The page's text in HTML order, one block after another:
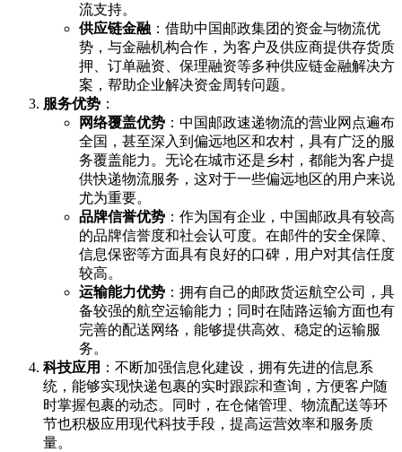
流支持。
供应链金融 ：借助中国邮政集团的资金与物流优
势，与金融机构合作，为客户及供应商提供存货质
押、订单融资、保理融资等多种供应链金融解决方
案，帮助企业解决资金周转问题。
服务优势 ：
网络覆盖优势 ：中国邮政速递物流的营业网点遍布
全国，甚至深入到偏远地区和农村，具有广泛的服
务覆盖能力。无论在城市还是乡村，都能为客户提
供快递物流服务，这对于一些偏远地区的用户来说
尤为重要。
品牌信誉优势 ：作为国有企业，中国邮政具有较高
的品牌信誉度和社会认可度。在邮件的安全保障、
信息保密等方面具有良好的口碑，用户对其信任度
较高。
运输能力优势 ：拥有自己的邮政货运航空公司，具
备较强的航空运输能力；同时在陆路运输方面也有
完善的配送网络，能够提供高效、稳定的运输服
务。
科技应用 ：不断加强信息化建设，拥有先进的信息系
统，能够实现快递包裹的实时跟踪和查询，方便客户随
时掌握包裹的动态。同时，在仓储管理、物流配送等环
节也积极应用现代科技手段，提高运营效率和服务质
量。